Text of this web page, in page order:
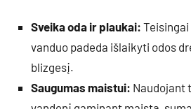
Sveika oda ir plaukai:
vanduo padeda išlaikyti odos
blizgesį.
Saugumas maistui: Naudojant